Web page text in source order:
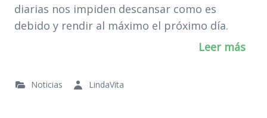
diarias nos impiden descansar como es
debido y rendir al máximo el próximo día.
Leer más
Noticias LindaVita